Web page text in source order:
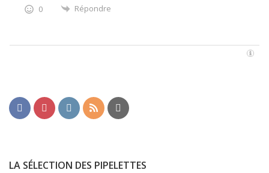
0 Répondre
LA SÉLECTION DES PIPELETTES